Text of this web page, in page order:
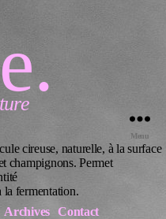
Menu
cireuse, naturelle, à la surface
champignons. Permet
la fermentation.
Archives Contact